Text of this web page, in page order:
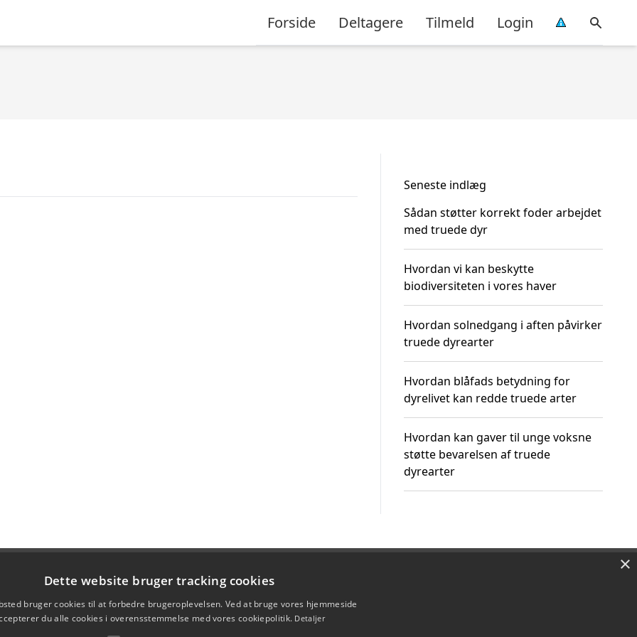
Forside Deltagere Tilmeld Login
Seneste indlæg
Sådan støtter korrekt foder arbejdet
med truede dyr
Hvordan vi kan beskytte
biodiversiteten i vores haver
Hvordan solnedgang i aften påvirker
truede dyrearter
Hvordan blåfads betydning for
dyrelivet kan redde truede arter
Hvordan kan gaver til unge voksne
støtte bevarelsen af truede
dyrearter
×
Dette website bruger tracking cookies
bruger cookies til at forbedre brugeroplevelsen. Ved at bruge vores hjemmeside
du alle cookies i overensstemmelse med vores cookiepolitik. Detaljer